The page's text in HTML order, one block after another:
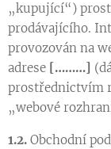
„kupující“)
prodávajícího.
provozován na
adrese [………]
prostřednictvím
„webové
1.2. Obchodní